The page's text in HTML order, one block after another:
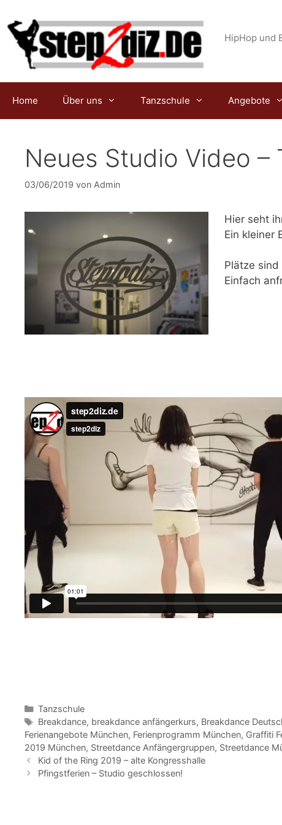
Inhalt
springen
HipHop und
Home Über uns Tanzschule Angebote
Neues Studio Video –
03/06/2019 von Admin
Hier seht
Ein kleiner
Plätze
Einfach
Kategorien
Tanzschule
Schlagwörter
Breakdance, breakdance anfängerkurs, Breakdance
Ferienangebote München, Ferienprogramm München, Graffiti
2019 München, Streetdance Anfängergruppen, Streetdance
Kid of the Ring 2019 – alte Kongresshalle
Pfingstferien – Studio geschlossen!